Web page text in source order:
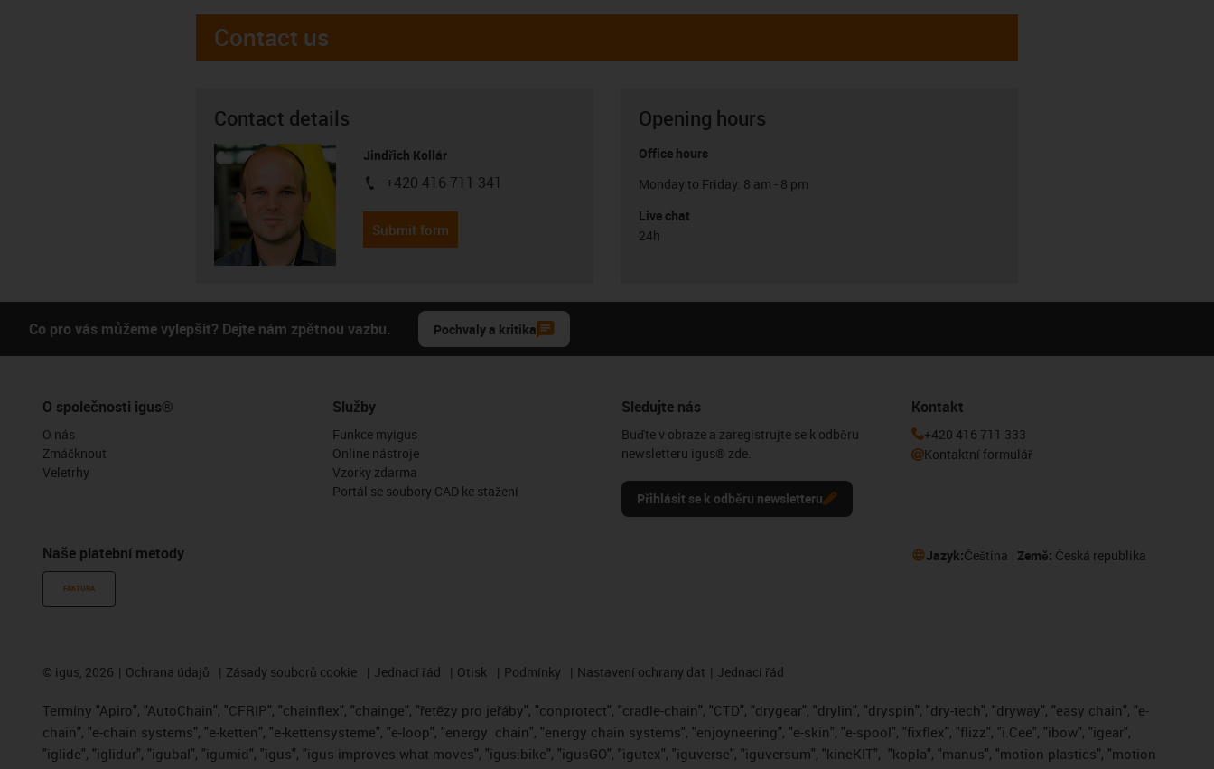
Contact us
Contact details
Jindřich Kollár
igus-icon-phone
+420 416 711 341
Submit form
Opening hours
Office hours
Monday to Friday: 8 am - 8 pm
Live chat
24h
Co pro vás můžeme vylepšit? Dejte nám zpětnou vazbu. Pochvaly a kritika
O společnosti igus®
O nás
Zmáčknout
Veletrhy
Naše platební metody
FAKTURA
Služby
Funkce myigus
Online nástroje
Vzorky zdarma
Portál se soubory CAD ke stažení
Sledujte nás
Buďte v obraze a zaregistrujte se k odběru
newsletteru igus® zde.
Přihlásit se k odběru newsletteru
Kontakt
+420 416 711 333
Kontaktní formulář
Jazyk:Čeština Země: Česká republika
© igus, 2026 Ochrana údajů Zásady souborů cookie Jednací řád Otisk Podmínky Nastavení ochrany dat Jednací řád
Termíny "Apiro", "AutoChain", "CFRIP", "chainflex", "chainge", "řetězy pro jeřáby", "conprotect", "cradle-chain", "CTD", "drygear", "drylin", "dryspin", "dry-tech", "dryway", "easy chain", "e-
chain", "e-chain systems", "e-ketten", "e-kettensysteme", "e-loop", "energy chain", "energy chain systems", "enjoyneering", "e-skin", "e-spool", "fixflex", "flizz", "i.Cee", "ibow", "igear",
"iglide", "iglidur", "igubal", "igumid", "igus", "igus improves what moves", "igus:bike", "igusGO", "igutex", "iguverse", "iguversum", "kineKIT", "kopla", "manus", "motion plastics", "motion